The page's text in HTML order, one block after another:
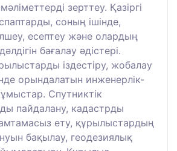
зерттеу. Қазіргі
соның ішінде,
есептеу және олардың
бағалау әдістері.
іздестіру, жобалау
орындалатын инженерлік-
Спутниктік
пайдалану, кадастрды
ету, құрылыстардың
бақылау, геодезиялық